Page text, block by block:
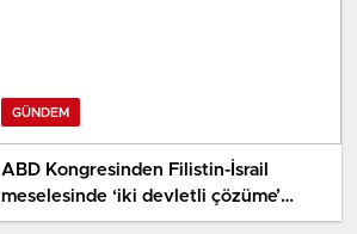
GÜNDEM
ABD Kongresinden Filistin-İsrail
meselesinde ‘iki devletli çözüme’
destek tasarısı